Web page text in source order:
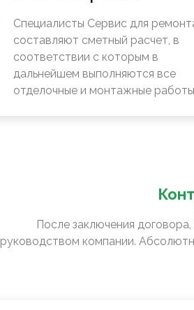
Специалисты Сервис для
составляют сметный расчет, в
соответствии с которым в
дальнейшем выполняются все
отделочные и монтажные работы
После заключения
руководством компании.